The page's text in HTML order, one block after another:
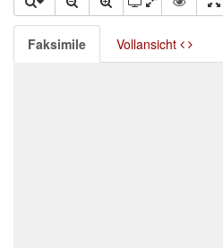
Faksimile Vollansicht